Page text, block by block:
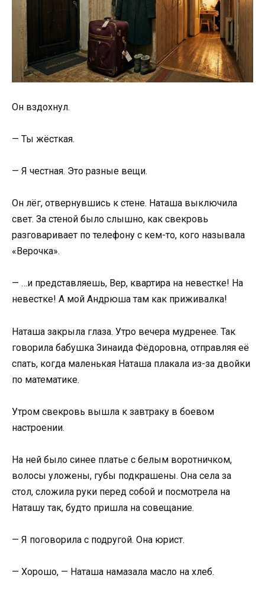
Он вздохнул.
— Ты жёсткая.
— Я честная. Это разные вещи.
Он лёг, отвернувшись к стене. Наташа выключила
свет. За стеной было слышно, как свекровь
разговаривает по телефону с кем-то, кого называла
«Верочка».
— …и представляешь, Вер, квартира на невестке! На
невестке! А мой Андрюша там как приживалка!
Наташа закрыла глаза. Утро вечера мудренее. Так
говорила бабушка Зинаида Фёдоровна, отправляя её
спать, когда маленькая Наташа плакала из-за двойки
по математике.
Утром свекровь вышла к завтраку в боевом
настроении.
На ней было синее платье с белым воротничком,
волосы уложены, губы подкрашены. Она села за
стол, сложила руки перед собой и посмотрела на
Наташу так, будто пришла на совещание.
— Я поговорила с подругой. Она юрист.
— Хорошо, — Наташа намазала масло на хлеб.